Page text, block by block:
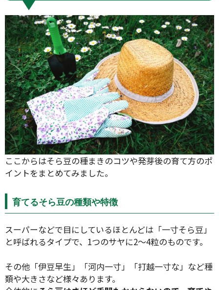
ここからはそら豆の種まきのコツや発芽後の育て方のポ
イントをまとめてみました。
育てるそら豆の種類や特徴
スーパーなどで目にしているほとんどは「一寸そら豆」
と呼ばれるタイプで、1つのサヤに2～4粒のものです。
その他「伊豆早生」「河内一寸」「打越一寸な」など種
類や大きさなど様々あります。